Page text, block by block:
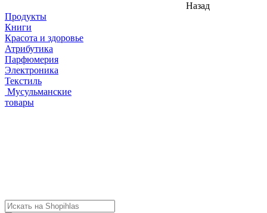
Назад
Продукты
Книги
Красота и здоровье
Атрибутика
Парфюмерия
Электроника
Текстиль
Мусульманские
товары